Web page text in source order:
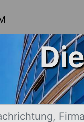
Firma